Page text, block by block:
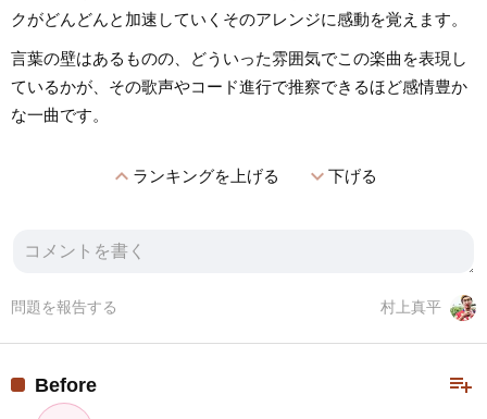
クがどんどんと加速していくそのアレンジに感動を覚えます。
言葉の壁はあるものの、どういった雰囲気でこの楽曲を表現し
ているかが、その歌声やコード進行で推察できるほど感情豊か
な一曲です。
expand_lessランキングを上げる expand_more下げる
村上真平
問題を報告する
playlist_add
Before